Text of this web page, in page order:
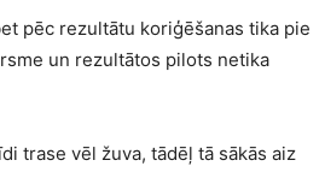
pēc rezultātu koriģēšanas tika pie
un rezultātos pilots netika
trase vēl žuva, tādēļ tā sākās aiz